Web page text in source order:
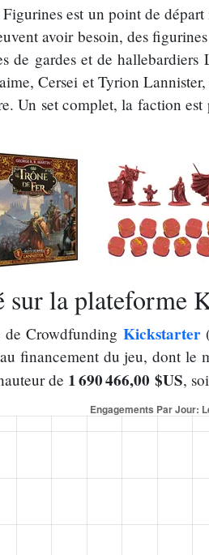
est un point de
avoir besoin, des
de gardes et de hallebardiers
Cersei et Tyrion
Un set complet, la faction est
sur la plateforme
de Crowdfunding Kickstarter
financement du jeu, dont le
de 1 690 466,00 $US,